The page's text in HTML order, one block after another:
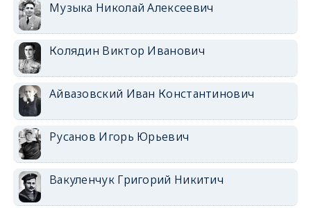
Музыка Николай Алексеевич
Колядин Виктор Иванович
Айвазовский Иван Константинович
Русанов Игорь Юрьевич
Вакуленчук Григорий Никитич